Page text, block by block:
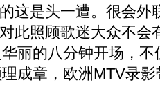
这是头一遭。很会外
此照顾歌迷大众不会
丽的八分钟开场，
成章，欧洲MTV录